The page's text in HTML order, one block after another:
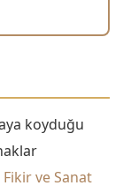
koyduğu
Fikir ve Sanat